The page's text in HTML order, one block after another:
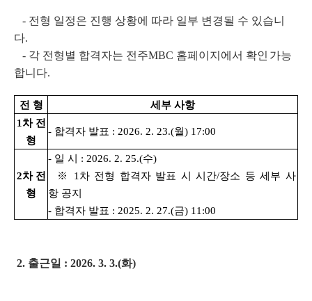
- 전형 일정은 진행 상황에 따라 일부 변경될 수 있습니
다.
- 각 전형별 합격자는 전주MBC 홈페이지에서 확인 가능
합니다.
전 형
세부 사항
1차 전
형
- 합격자 발표 : 2026. 2. 23.(월) 17:00
2차 전
형
- 일 시 : 2026. 2. 25.(수)
※
1차 전형 합격자 발표 시 시간/장소 등 세부 사
항 공지
- 합격자 발표 : 2025. 2. 27.(금) 11:00
2. 출근일 : 2026. 3. 3.(화)